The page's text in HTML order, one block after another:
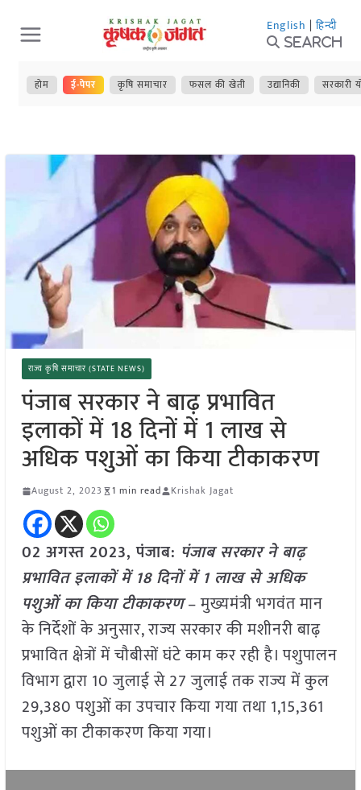
Skip
to
content
English | हिन्दी
Search
होम ई-पेपर कृषि समाचार फसल की खेती उद्यानिकी सरकारी
राज्य कृषि समाचार (STATE NEWS)
पंजाब सरकार ने बाढ़ प्रभावित
इलाकों में 18 दिनों में 1 लाख से
अधिक पशुओं का किया टीकाकरण
August 2, 2023 1 min read Krishak Jagat
02 अगस्त 2023, पंजाब: पंजाब सरकार ने बाढ़
प्रभावित इलाकों में 18 दिनों में 1 लाख से अधिक
पशुओं का किया टीकाकरण– मुख्यमंत्री भगवंत मान
के निर्देशों के अनुसार, राज्य सरकार की मशीनरी बाढ़
प्रभावित क्षेत्रों में चौबीसों घंटे काम कर रही है। पशुपालन
विभाग द्वारा 10 जुलाई से 27 जुलाई तक राज्य में कुल
29,380 पशुओं का उपचार किया गया तथा 1,15,361
पशुओं का टीकाकरण किया गया।